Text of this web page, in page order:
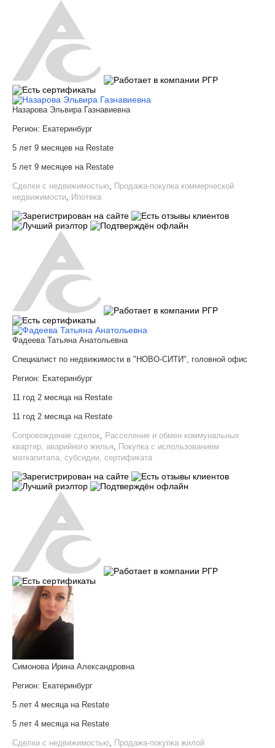
Назарова Эльвира Газнавиевна
Регион: Екатеринбург
5 лет 9 месяцев на Restate
5 лет 9 месяцев на Restate
Сделки с недвижимостью, Продажа-покупка коммерческой
недвижимости, Ипотека
Фадеева Татьяна Анатольевна
Специалист по недвижимости в "НОВО-СИТИ", головной офис
Регион: Екатеринбург
11 год 2 месяца на Restate
11 год 2 месяца на Restate
Сопровождение сделок, Расселение и обмен коммунальных
квартир, аварийного жилья, Покупка с использованием
маткапитала, субсидии, сертификата
Симонова Ирина Александровна
Регион: Екатеринбург
5 лет 4 месяца на Restate
5 лет 4 месяца на Restate
Сделки с недвижимостью, Продажа-покупка жилой